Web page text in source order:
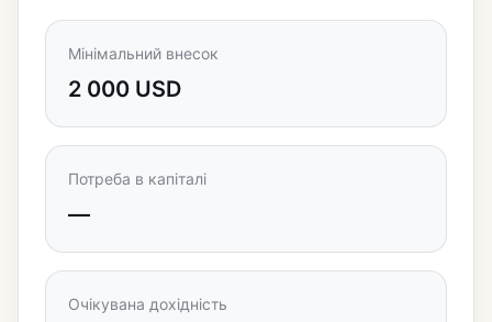
Мінімальний внесок
2 000 USD
Потреба в капіталі
—
Очікувана дохідність